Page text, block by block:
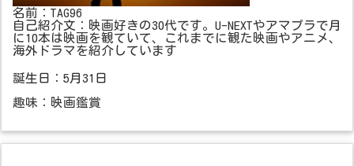
名前：TAG96
自己紹介文：映画好きの30代です。U-NEXTやアマプラで月
に10本は映画を観ていて、これまでに観た映画やアニメ、
海外ドラマを紹介しています
誕生日：5月31日
趣味：映画鑑賞